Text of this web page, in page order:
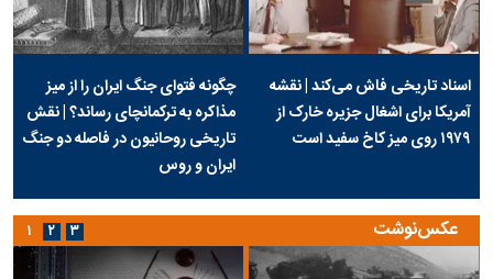
اسناد تاریخی فاش می‌کند | نقشه
آمریکا برای اشغال جزیره خارک از
۱۹۷۹ روی میز کاخ سفید است
چگونه فتوای جنگ ایران را از میز
مذاکره به ترکمانچای رساند؟ | نقش
تاریخی روحانیون در فاصله دو جنگ
ایران و روس
عکس‌نوشت ۱ ۲ ۳